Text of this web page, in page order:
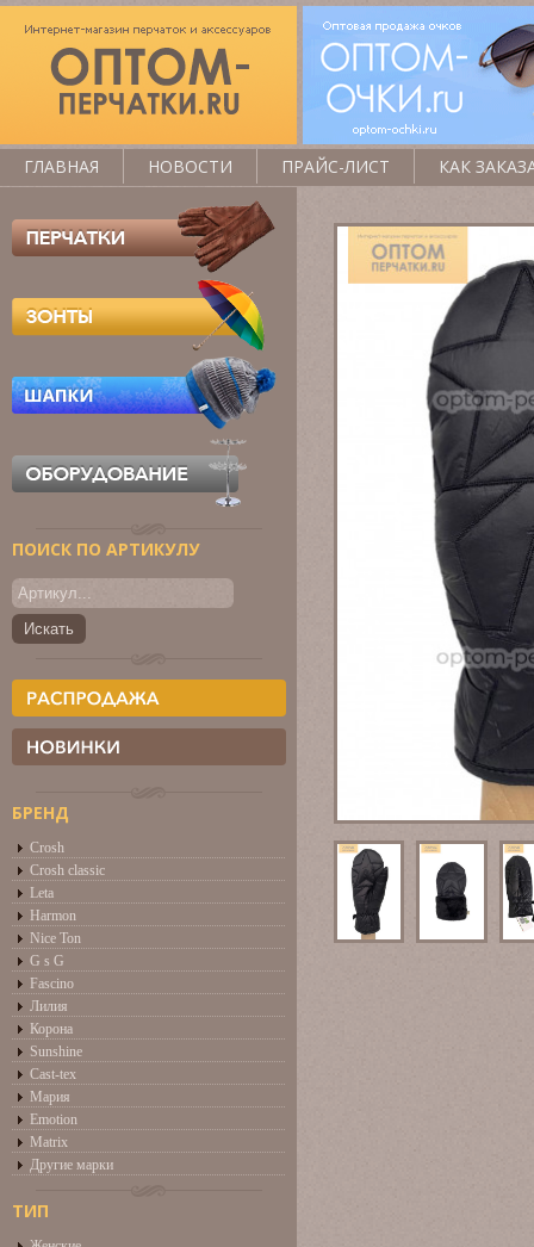
ПОИСК ПО АРТИКУЛУ
БРЕНД
Crosh
Crosh classic
Leta
Harmon
Nice Ton
G s G
Fascino
Лилия
Корона
Sunshine
Cast-tex
Мария
Emotion
Matrix
Другие марки
ТИП
ГЛАВНАЯ НОВОСТИ ПРАЙС-ЛИСТ КАК